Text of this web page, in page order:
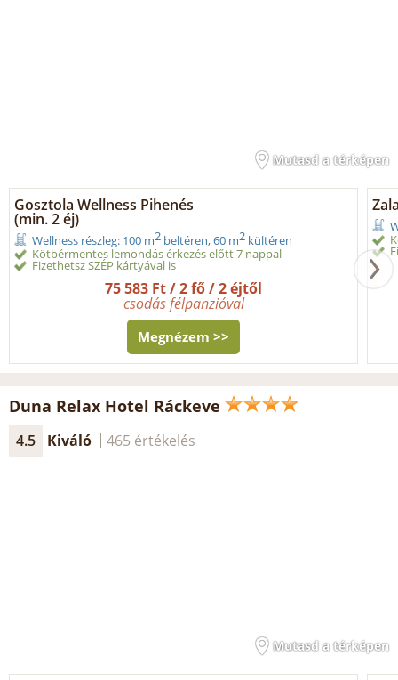
Mutasd a térképen
Gosztola Wellness Pihenés
(min. 2 éj)
Wellness részleg: 100 m2 beltéren, 60 m2 kültéren
Kötbérmentes lemondás érkezés előtt 7 nappal
Fizethetsz SZÉP kártyával is
75 583 Ft / 2 fő / 2 éjtől
csodás félpanzióval
Megnézem >>
Duna Relax Hotel Ráckeve
4.5 Kiváló 465 értékelés
Mutasd a térképen